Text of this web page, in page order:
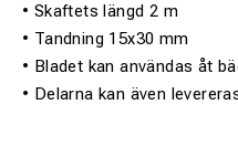
• Skaftets längd 2 m
• Tandning 15x30 mm
• Bladet kan användas åt
• Delarna kan även